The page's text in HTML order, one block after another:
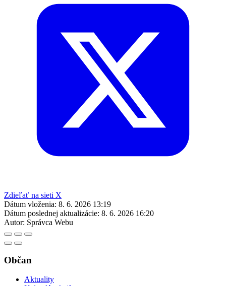
Zdieľať na sieti X
Dátum vloženia: 8. 6. 2026 13:19
Dátum poslednej aktualizácie: 8. 6. 2026 16:20
Autor: Správca Webu
Občan
Aktuality